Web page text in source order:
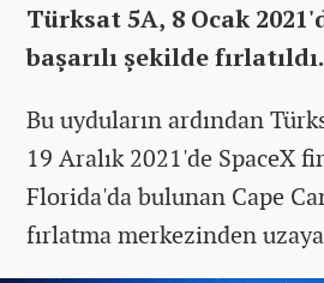
Türksat 5A, 8 Ocak
başarılı şekilde fırlatıldı.
Bu uyduların ardından
19 Aralık 2021'de SpaceX
Florida'da bulunan Cape
fırlatma merkezinden